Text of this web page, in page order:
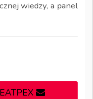
wiedzy, a panel